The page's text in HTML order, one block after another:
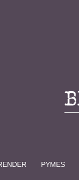
PYMES